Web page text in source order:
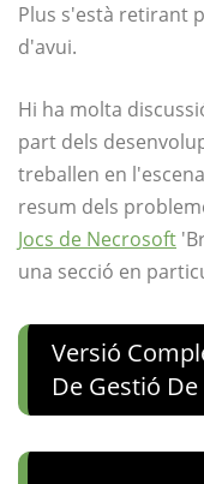
Plus s'està retirant
d'avui.
Hi ha molta
part dels
treballen en
resum dels
Jocs de Necrosoft
una secció en
Versió
De Gestió